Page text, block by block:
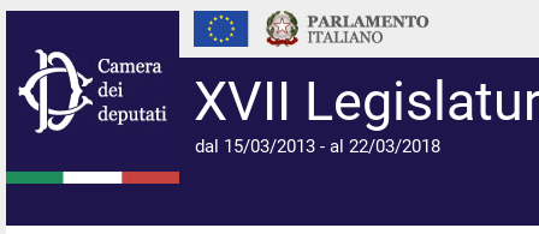
XVII
dal 15/03/2013 - al 22/03/2018